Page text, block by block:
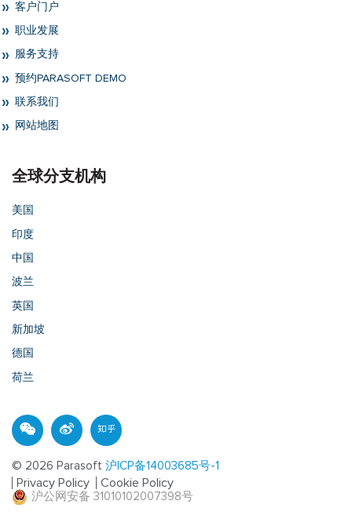
客户门户
职业发展
服务支持
预约PARASOFT DEMO
联系我们
网站地图
全球分支机构
美国
印度
中国
波兰
英国
新加坡
德国
荷兰
© 2026 Parasoft 沪ICP备14003685号-1
Privacy Policy Cookie Policy
沪公网安备 31010102007398号